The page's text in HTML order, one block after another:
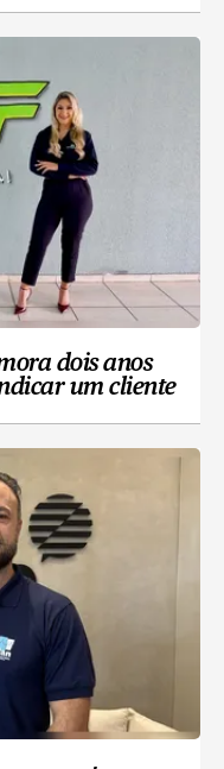
dois anos
um cliente